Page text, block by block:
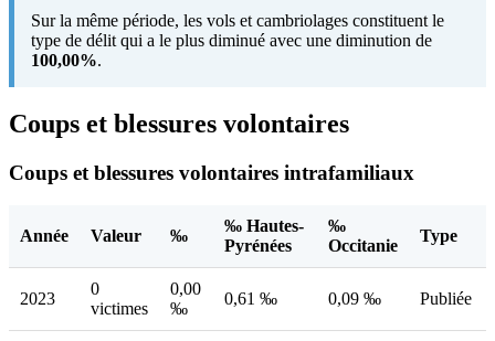
Sur la même période, les vols et cambriolages constituent le
type de délit qui a le plus diminué avec une diminution de
100,00%.
Coups et blessures volontaires
Coups et blessures volontaires intrafamiliaux
Année Valeur ‰
‰ Hautes-
Pyrénées
‰
Occitanie
Type
2023
0
victimes
0,00
‰
0,61 ‰ 0,09 ‰ Publiée